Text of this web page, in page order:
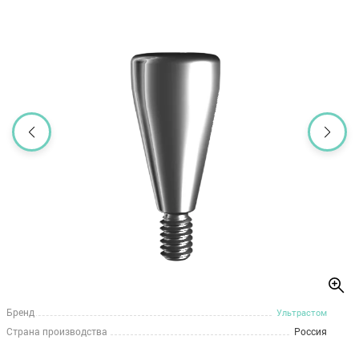
Бренд Ультрастом
Страна производства
Россия